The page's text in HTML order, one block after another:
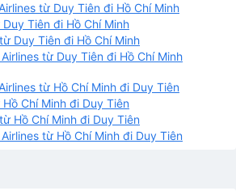
từ Duy Tiên đi Hồ Chí Minh
Tiên đi Hồ Chí Minh
Duy Tiên đi Hồ Chí Minh
từ Duy Tiên đi Hồ Chí Minh
từ Hồ Chí Minh đi Duy Tiên
Chí Minh đi Duy Tiên
Hồ Chí Minh đi Duy Tiên
từ Hồ Chí Minh đi Duy Tiên